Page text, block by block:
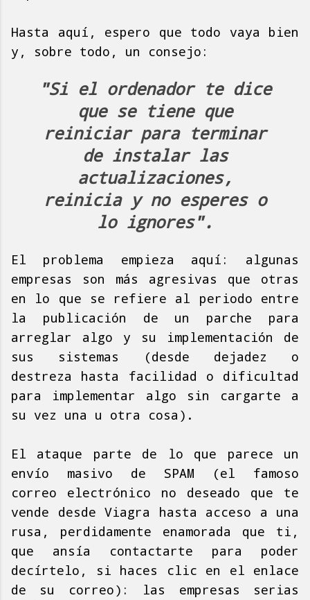
Hasta aquí, espero que todo vaya bien
y, sobre todo, un consejo:
"Si el ordenador te dice
que se tiene que
reiniciar para terminar
de instalar las
actualizaciones,
reinicia y no esperes o
lo ignores".
El problema empieza aquí: algunas
empresas son más agresivas que otras
en lo que se refiere al periodo entre
la publicación de un parche para
arreglar algo y su implementación de
sus sistemas (desde dejadez o
destreza hasta facilidad o dificultad
para implementar algo sin cargarte a
su vez una u otra cosa).
El ataque parte de lo que parece un
envío masivo de SPAM (el famoso
correo electrónico no deseado que te
vende desde Viagra hasta acceso a una
rusa, perdidamente enamorada que ti,
que ansía contactarte para poder
decírtelo, si haces clic en el enlace
de su correo): las empresas serias